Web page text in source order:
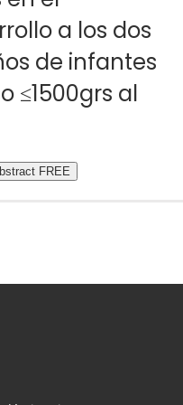
a los dos
de infantes
≤1500grs al
FREE